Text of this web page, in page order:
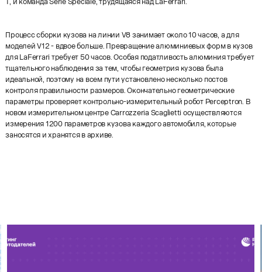
Процесс сборки кузова на линии V8 занимает около 10 часов, а для
моделей V12 - вдвое больше. Превращение алюминиевых форм в кузов
для LaFerrari требует 50 часов. Особая податливость алюминия требует
тщательного наблюдения за тем, чтобы геометрия кузова была
идеальной, поэтому на всем пути установлено несколько постов
контроля правильности размеров. Окончательно геометрические
параметры проверяет контрольно-измерительный робот Perceptron. В
новом измерительном центре Carrozzeria Scaglietti осуществляются
измерения 1200 параметров кузова каждого автомобиля, которые
заносятся и хранятся в архиве.